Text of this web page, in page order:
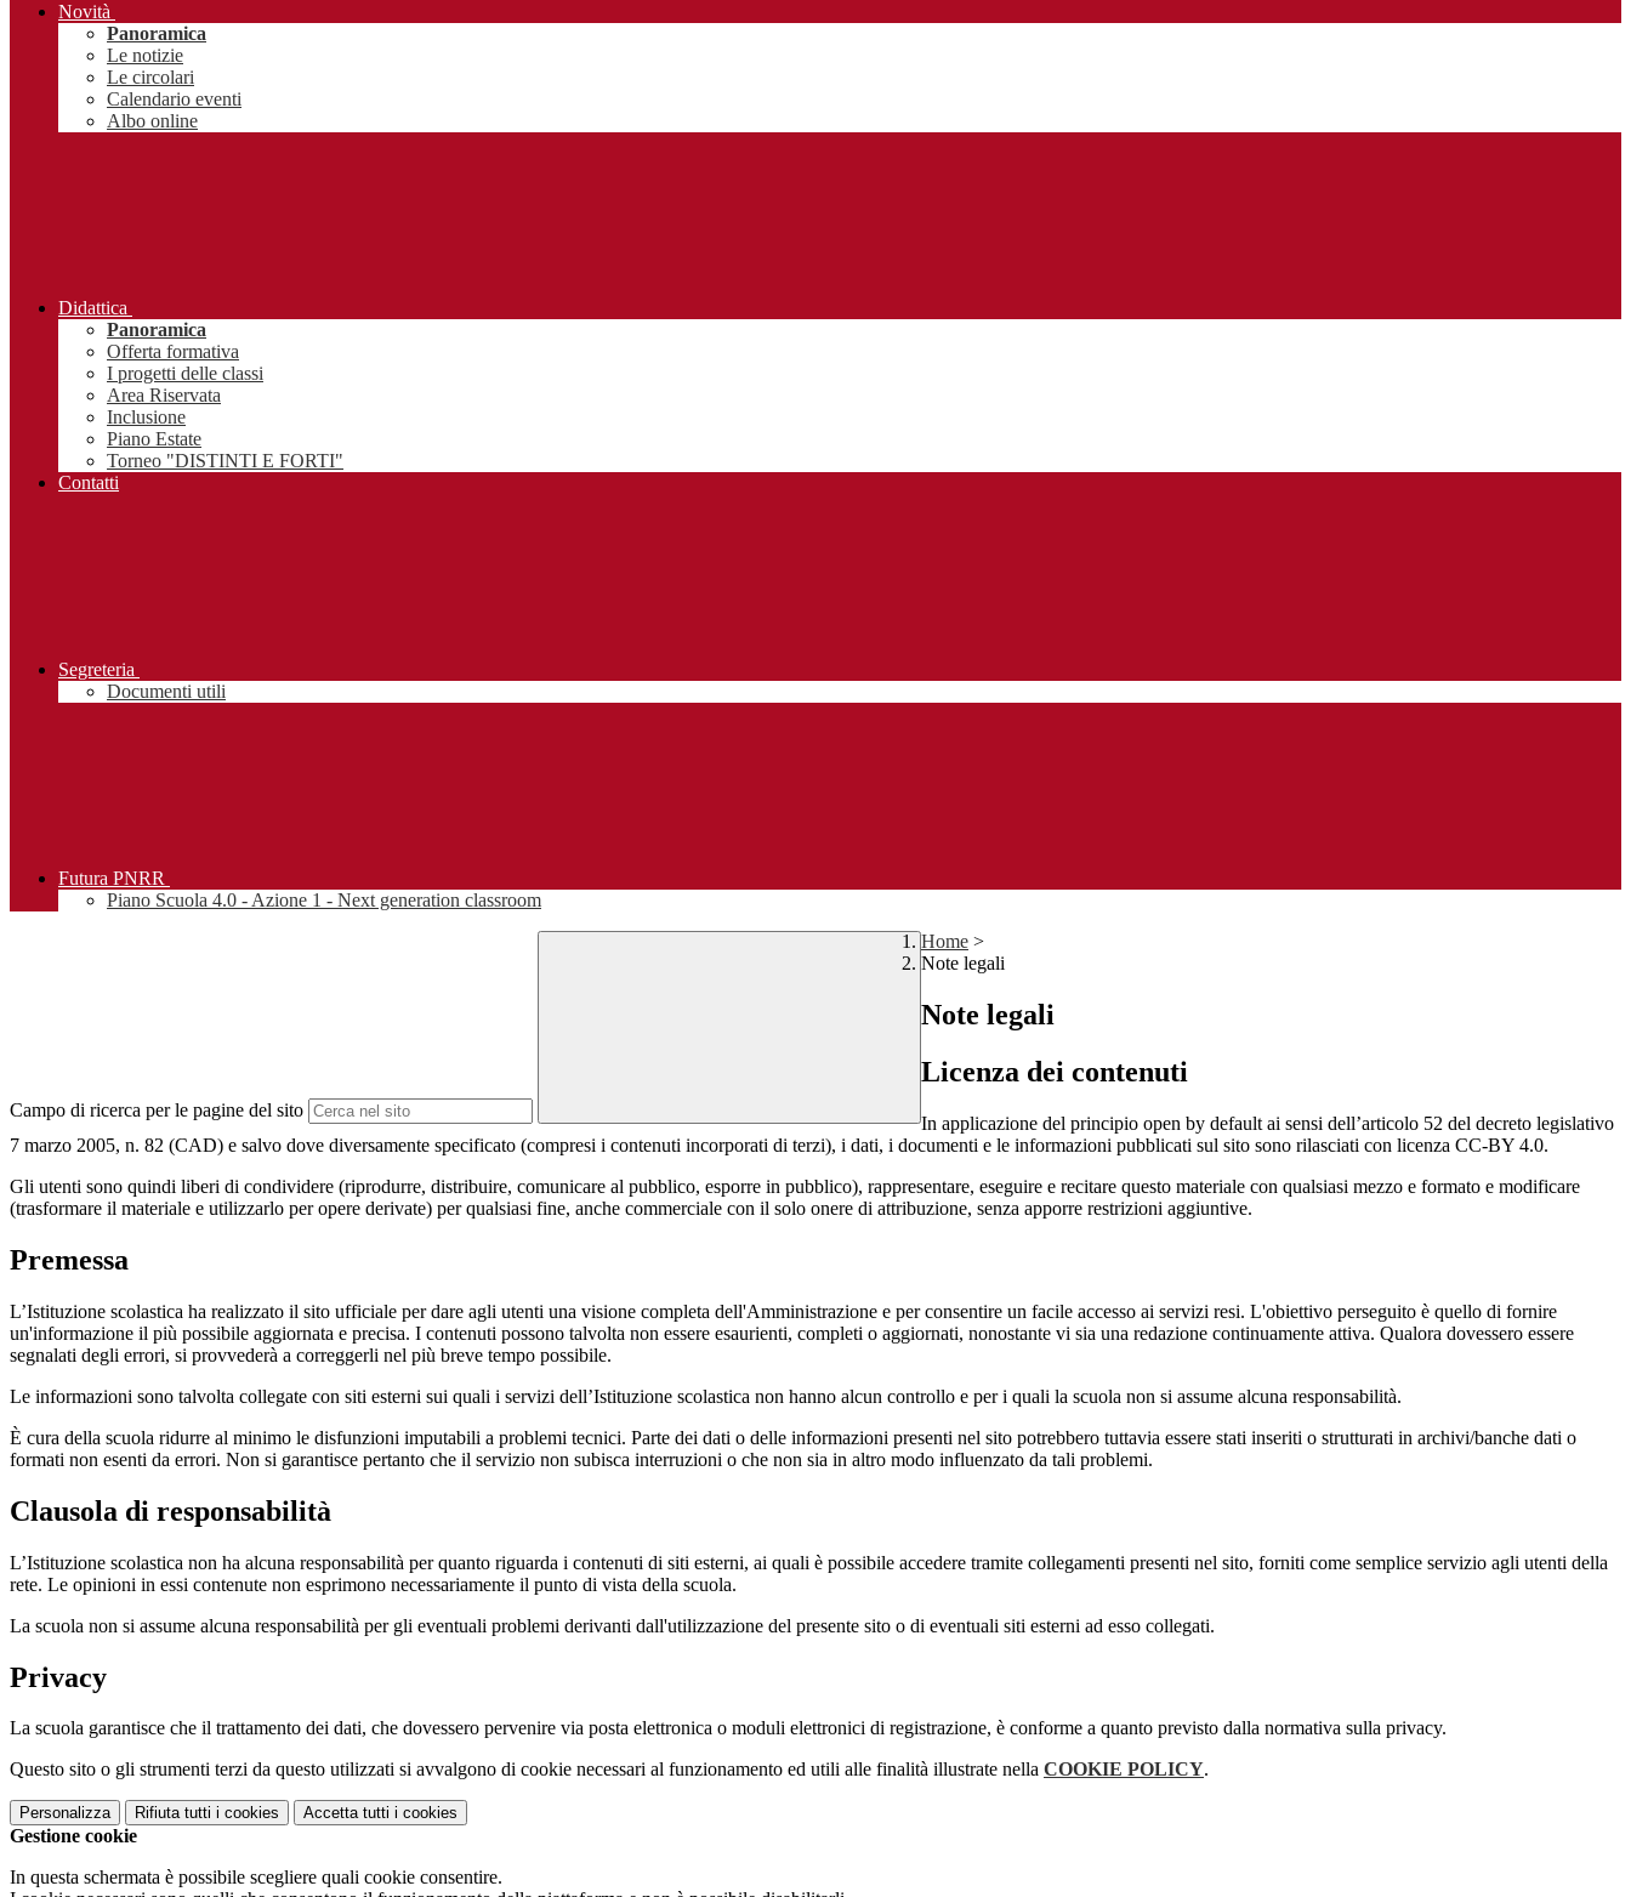
Novità
Panoramica
Le notizie
Le circolari
Calendario eventi
Albo online
Didattica
Panoramica
Offerta formativa
I progetti delle classi
Area Riservata
Inclusione
Piano Estate
Torneo "DISTINTI E FORTI"
Contatti
Segreteria
Documenti utili
Futura PNRR
Piano Scuola 4.0 - Azione 1 - Next generation classroom
Campo di ricerca per le pagine del sito
Home >
Note legali
Note legali
Licenza dei contenuti
In applicazione del principio open by default ai sensi dell’articolo 52 del decreto legislativo
7 marzo 2005, n. 82 (CAD) e salvo dove diversamente specificato (compresi i contenuti incorporati di terzi), i dati, i documenti e le informazioni pubblicati sul sito sono rilasciati con licenza CC-BY 4.0.
Gli utenti sono quindi liberi di condividere (riprodurre, distribuire, comunicare al pubblico, esporre in pubblico), rappresentare, eseguire e recitare questo materiale con qualsiasi mezzo e formato e modificare
(trasformare il materiale e utilizzarlo per opere derivate) per qualsiasi fine, anche commerciale con il solo onere di attribuzione, senza apporre restrizioni aggiuntive.
Premessa
L’Istituzione scolastica ha realizzato il sito ufficiale per dare agli utenti una visione completa dell'Amministrazione e per consentire un facile accesso ai servizi resi. L'obiettivo perseguito è quello di fornire
un'informazione il più possibile aggiornata e precisa. I contenuti possono talvolta non essere esaurienti, completi o aggiornati, nonostante vi sia una redazione continuamente attiva. Qualora dovessero essere
segnalati degli errori, si provvederà a correggerli nel più breve tempo possibile.
Le informazioni sono talvolta collegate con siti esterni sui quali i servizi dell’Istituzione scolastica non hanno alcun controllo e per i quali la scuola non si assume alcuna responsabilità.
È cura della scuola ridurre al minimo le disfunzioni imputabili a problemi tecnici. Parte dei dati o delle informazioni presenti nel sito potrebbero tuttavia essere stati inseriti o strutturati in archivi/banche dati o
formati non esenti da errori. Non si garantisce pertanto che il servizio non subisca interruzioni o che non sia in altro modo influenzato da tali problemi.
Clausola di responsabilità
L’Istituzione scolastica non ha alcuna responsabilità per quanto riguarda i contenuti di siti esterni, ai quali è possibile accedere tramite collegamenti presenti nel sito, forniti come semplice servizio agli utenti della
rete. Le opinioni in essi contenute non esprimono necessariamente il punto di vista della scuola.
La scuola non si assume alcuna responsabilità per gli eventuali problemi derivanti dall'utilizzazione del presente sito o di eventuali siti esterni ad esso collegati.
Privacy
La scuola garantisce che il trattamento dei dati, che dovessero pervenire via posta elettronica o moduli elettronici di registrazione, è conforme a quanto previsto dalla normativa sulla privacy.
Questo sito o gli strumenti terzi da questo utilizzati si avvalgono di cookie necessari al funzionamento ed utili alle finalità illustrate nella COOKIE POLICY.
Personalizza Rifiuta tutti i cookies Accetta tutti i cookies
Gestione cookie
In questa schermata è possibile scegliere quali cookie consentire.